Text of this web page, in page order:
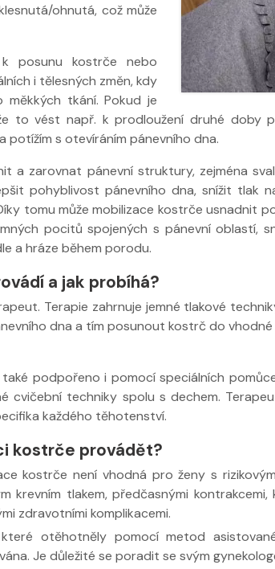
ohnutá, což může
posunu kostrče nebo
i tělesných změn, kdy
tkání. Pokud je
to vést např. k prodloužení druhé doby
potížím s otevíráním pánevního dna.
a zarovnat pánevní struktury, zejména
pohyblivost pánevního dna, snížit tlak
tomu může mobilizace kostrče usnadnit
pocitů spojených s pánevní oblastí,
a hráze během porodu.
a jak probíhá?
Terapie zahrnuje jemné tlakové
dna a tím posunout kostrč do
podpořeno i pomocí speciálních
cvičební techniky spolu s dechem.
každého těhotenství.
kostrče provádět?
kostrče není vhodná pro ženy s
krevním tlakem, předčasnými kontrakcemi,
zdravotními komplikacemi.
otěhotněly pomocí metod
Je důležité se poradit se svým